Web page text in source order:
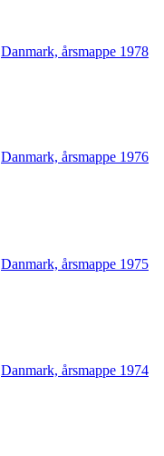
Danmark, årsmappe 1978
Danmark, årsmappe 1976
Danmark, årsmappe 1975
Danmark, årsmappe 1974